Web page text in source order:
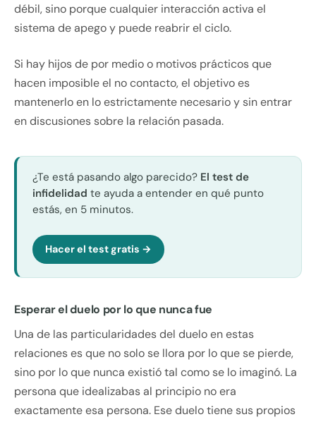
débil, sino porque cualquier interacción activa el
sistema de apego y puede reabrir el ciclo.
Si hay hijos de por medio o motivos prácticos que
hacen imposible el no contacto, el objetivo es
mantenerlo en lo estrictamente necesario y sin entrar
en discusiones sobre la relación pasada.
¿Te está pasando algo parecido? El test de
infidelidad te ayuda a entender en qué punto
estás, en 5 minutos.
Hacer el test gratis →
Esperar el duelo por lo que nunca fue
Una de las particularidades del duelo en estas
relaciones es que no solo se llora por lo que se pierde,
sino por lo que nunca existió tal como se lo imaginó. La
persona que idealizabas al principio no era
exactamente esa persona. Ese duelo tiene sus propios